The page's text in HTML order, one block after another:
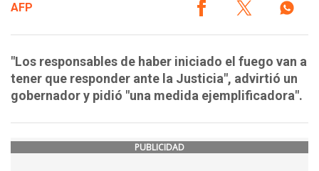
AFP
"Los responsables de haber iniciado el fuego van a
tener que responder ante la Justicia", advirtió un
gobernador y pidió "una medida ejemplificadora".
PUBLICIDAD